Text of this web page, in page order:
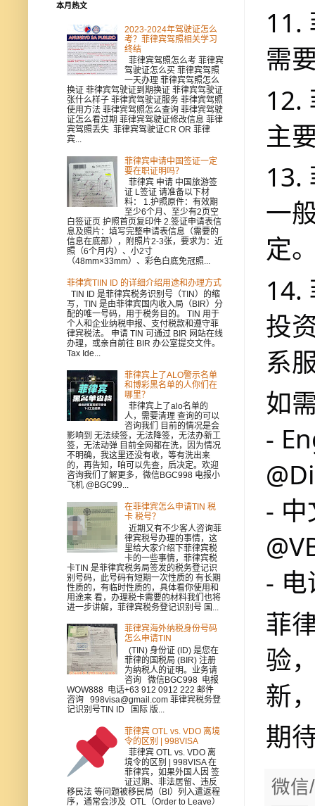
11.
需
12.
主
13.
一
定
14.
投
系
如
-
- 中
-
菲
验
新
期
微
本月热文
2023-2024年驾驶证怎么
考？菲律宾驾照相关学习
终结
菲律宾驾照怎么考 菲律宾
驾驶证怎么买 菲律宾驾照
一天办理 菲律宾驾照怎么
换证 菲律宾驾驶证到期换证 菲律宾驾驶证
张什么样子 菲律宾驾驶证服务 菲律宾驾照
使用方法 菲律宾驾照怎么查询 菲律宾驾驶
证怎么看过期 菲律宾驾驶证修改信息 菲律
宾驾照丢失 菲律宾驾驶证CR OR 菲律
宾...
菲律宾申请中国签证一定
要在职证明吗？
菲律宾 申请 中国旅游签
证 L签证 请准备以下材
料： 1.护照原件：有效期
至少6个月、至少有2页空
白签证页 护照首页复印件 2.签证申请表信
息及照片：填写完整申请表信息（需要的
信息在底部），附照片2-3张，要求为：近
照（6个月内）、小2寸
（48mm×33mm）、彩色白底免冠照...
菲律宾TIIN ID 的详细介绍用途和办理方式
TIN ID 是菲律宾税务识别号（TIN）的缩
写，TIN 是由菲律宾国内收入局（BIR）分
配的唯一号码，用于税务目的。 TIN 用于
个人和企业纳税申报、支付税款和遵守菲
律宾税法。 申请 TIN 可通过 BIR 网站在线
办理，或亲自前往 BIR 办公室提交文件。
Tax Ide...
菲律宾上了ALO警示名单
和博彩黑名单的人你们在
哪里？
菲律宾上了alo名单的
人，需要清理 查询的可以
咨询我们 目前的情况是会
影响到 无法续签，无法降签，无法办新工
签，无法动弹 目前全网都在洗，因为情况
不明确，我这里还没有收，等有洗出来
的，再告知，咱可以先查，后决定。欢迎
咨询我们了解更多，微信BGC998 电报小
飞机 @BGC99...
在菲律宾怎么申请TIN 税
卡 税号？
近期又有不少客人咨询菲
律宾税号办理的事情，这
里给大家介绍下菲律宾税
卡的一些事情，菲律宾税
卡TIN 是菲律宾税务局签发的税务登记识
别号码，此号码有短期一次性质的 有长期
性质的，有临时性质的，具体看你使用和
用途来 看，办理税卡需要的材料我们也将
进一步讲解，菲律宾税务登记识别号 国...
菲律宾海外纳税身份号码
怎么申请TIN
(TIN) 身份证 (ID) 是您在
菲律的国税局 (BIR) 注册
为纳税人的证明。业务请
咨询 微信BGC998 电报
WOW888 电话+63 912 0912 222 邮件
咨询 998visa@gmail.com 菲律宾税务登
记识别号TIN ID 国际 版...
菲律宾 OTL vs. VDO 离境
令的区别 | 998VISA
菲律宾 OTL vs. VDO 离
境令的区别 | 998VISA 在
菲律宾，如果外国人因 签
证过期、非法居留、违反
移民法 等问题被移民局（BI）列入遣返程
序，通常会涉及 OTL（Order to Leave）